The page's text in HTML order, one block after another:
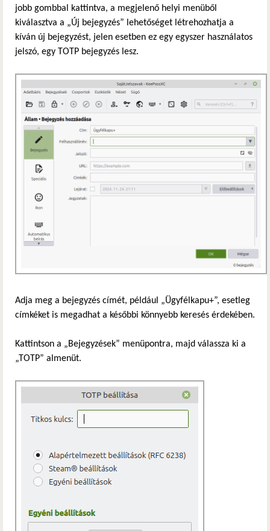
jobb gombbal kattintva, a megjelenő helyi menüből
kiválasztva a „Új bejegyzés” lehetőséget létrehozhatja a
kíván új bejegyzést, jelen esetben ez egy egyszer használatos
jelszó, egy TOTP bejegyzés lesz.
Adja meg a bejegyzés címét, például „Ügyfélkapu+”, esetleg
címkéket is megadhat a későbbi könnyebb keresés érdekében.
Kattintson a „Bejegyzések” menüpontra, majd válassza ki a
„TOTP” almenüt.